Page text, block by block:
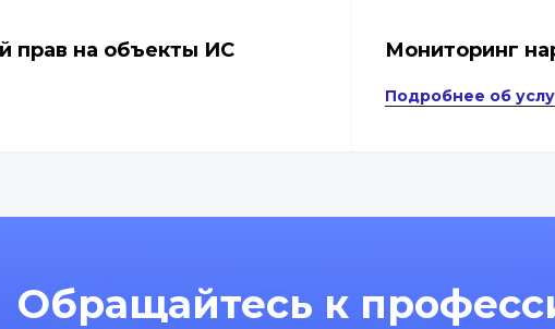
прав на объекты ИС Мониторинг
Подробнее об
Обращайтесь к